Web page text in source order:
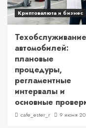
Криптовалюта и бизнес
Техобслуживание
автомобилей:
плановые
процедуры,
регламентные
интервалы и
основные
cafe_ester_r 9 июня